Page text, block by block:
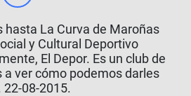
hasta La Curva de Maroñas
y Cultural Deportivo
El Depor. Es un club de
a ver cómo podemos darles
22-08-2015.